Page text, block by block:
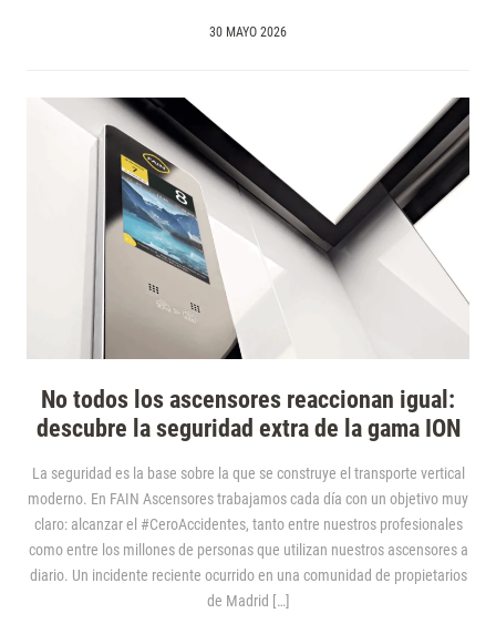
30 MAYO 2026
No todos los ascensores reaccionan igual:
descubre la seguridad extra de la gama ION
La seguridad es la base sobre la que se construye el transporte vertical
moderno. En FAIN Ascensores trabajamos cada día con un objetivo muy
claro: alcanzar el #CeroAccidentes, tanto entre nuestros profesionales
como entre los millones de personas que utilizan nuestros ascensores a
diario. Un incidente reciente ocurrido en una comunidad de propietarios
de Madrid […]